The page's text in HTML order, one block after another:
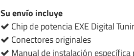
Su envío incluye
Chip de potencia EXE Digital
Conectores originales
Manual de instalación